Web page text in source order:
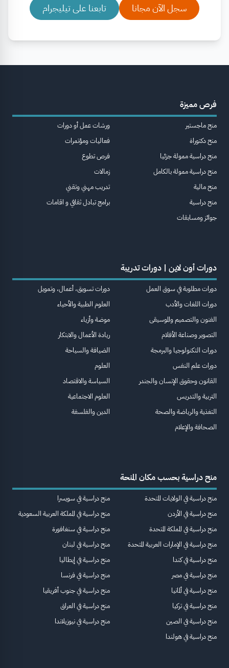
سجل الآن مجانا تابعنا على تيليجرام
فرص مميزة
منح ماجستير
منح دكتوراة
منح دراسية ممولة جزئيا
منح دراسية ممولة بالكامل
منح مالية
منح دراسية
جوائز ومسابقات
ورشات عمل أو دورات
فعاليات ومؤتمرات
فرص تطوع
زمالات
تدريب مهني وتقني
برامج تبادل ثقافي و اقامات
دورات أون لاين | دورات تدريبة
دورات مطلوبة في سوق العمل
دورات اللغات والأدب
الفنون والتصميم والموسيقى
التصوير وصناعة الأفلام
دورات التكنولوجيا والبرمجة
دورات علم النفس
القانون وحقوق الإنسان والجندر
التربية والتدريس
التغذية والرياضة والصحة
الصحافة والإعلام
دورات تسويق، أعمال، وتمويل
العلوم الطبية والأحياء
موضة وأزياء
ريادة الأعمال والابتكار
الضيافة والسياحة
العلوم
السياسة والاقتصاد
العلوم الاجتماعية
الدين والفلسفة
منح دراسية بحسب مكان المنحة
منح دراسية في الولايات المتحدة
منح دراسية في الأردن
منح دراسية في المملكة المتحدة
منح دراسية في الإمارات العربية المتحدة
منح دراسية في كندا
منح دراسية في مصر
منح دراسية في ألمانيا
منح دراسية في تركيا
منح دراسية في الصين
منح دراسية في هولندا
منح دراسية في سويسرا
منح دراسية في المملكة العربية السعودية
منح دراسية في سنغافورة
منح دراسية في لبنان
منح دراسية في إيطاليا
منح دراسية في فرنسا
منح دراسية في جنوب أفريقيا
منح دراسية في العراق
منح دراسية في نيوزيلاندا